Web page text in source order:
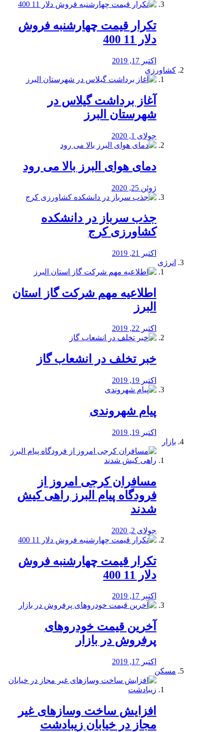
تکرار قیمت چهارشنبه فروش
دلار 11 400
اکتبر 17, 2019
کشاورزی
آغاز برداشت گیلاس در
شهرستان البرز
جولای 1, 2020
دمای هوای البرز بالا می رود
ژوئن 25, 2020
جذب سرباز در دانشکده
کشاورزی کرج
اکتبر 21, 2019
انرژی
️اطلاعیه مهم شرکت گاز استان
البرز
اکتبر 22, 2019
خبر تخلف در انشعاب گاز
اکتبر 19, 2019
پیام شهروندی
اکتبر 19, 2019
بازار
مسافران کرجی امروز از
فرودگاه پیام البرز راهی کیش
شدند
جولای 2, 2020
تکرار قیمت چهارشنبه فروش
دلار 11 400
اکتبر 17, 2019
آخرین قیمت خودرو‌های
پرفروش در بازار
اکتبر 17, 2019
مسکن
افزایش ساخت وسازهای غیر
مجاز در خیابان زیبادشت